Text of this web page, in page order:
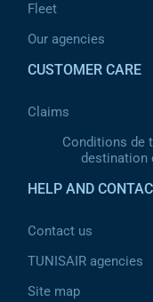
Fleet
Our agencies
CUSTOMER CARE
Claims
Conditions de
destination
HELP AND
Contact us
TUNISAIR agencies
Site map